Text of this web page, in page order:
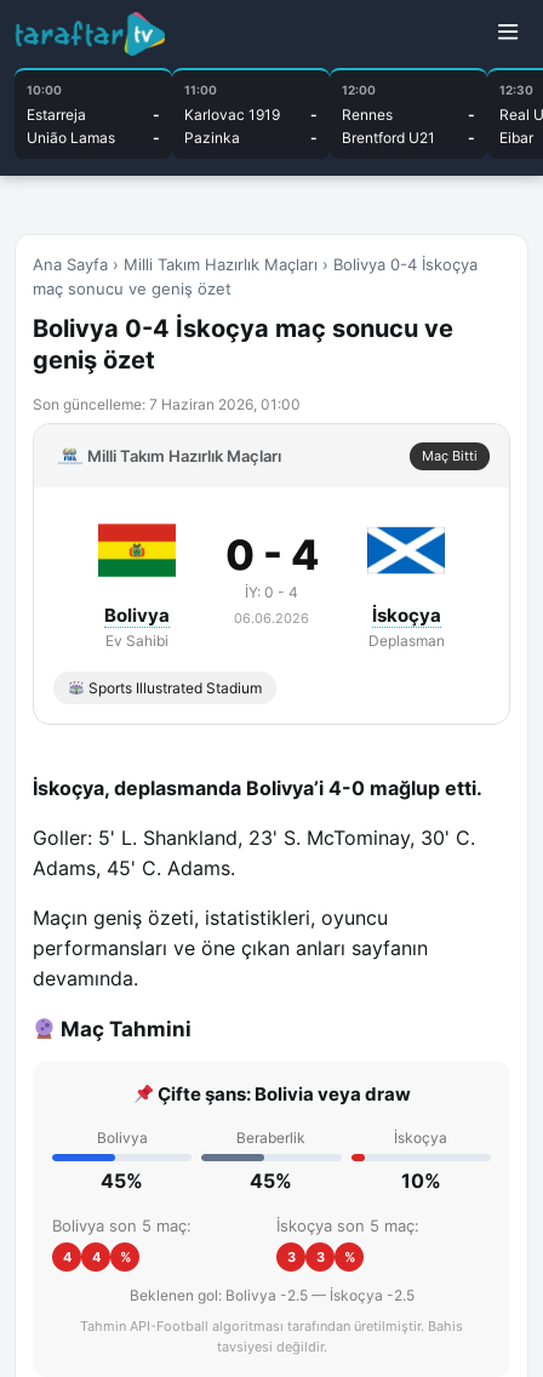
10:00
Estarreja
-
União Lamas
-
11:00
Karlovac 1919
-
Pazinka
-
12:00
Rennes
-
Brentford U21
-
12:30
Real
Eibar
Ana Sayfa › Milli Takım Hazırlık Maçları › Bolivya 0-4 İskoçya
maç sonucu ve geniş özet
Bolivya 0-4 İskoçya maç sonucu ve
geniş özet
Son güncelleme: 7 Haziran 2026, 01:00
Milli Takım Hazırlık Maçları Maç Bitti
Bolivya
Ev Sahibi
0 - 4
İY: 0 - 4
06.06.2026 İskoçya
Deplasman
Sports Illustrated Stadium
İskoçya, deplasmanda Bolivya’i 4-0 mağlup etti.
Goller: 5' L. Shankland, 23' S. McTominay, 30' C.
Adams, 45' C. Adams.
Maçın geniş özeti, istatistikleri, oyuncu
performansları ve öne çıkan anları sayfanın
devamında.
Maç Tahmini
Çifte şans: Bolivia veya draw
Bolivya
45%
Beraberlik
45%
İskoçya
10%
Bolivya son 5 maç:
4 4 %
İskoçya son 5 maç:
3 3 %
Beklenen gol: Bolivya -2.5 — İskoçya -2.5
Tahmin API-Football algoritması tarafından üretilmiştir. Bahis
tavsiyesi değildir.